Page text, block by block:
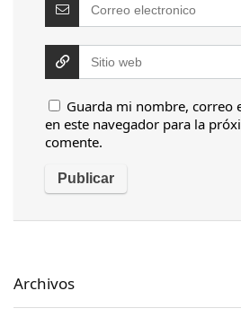
Guarda mi nombre, correo
en este navegador para la
comente.
Archivos